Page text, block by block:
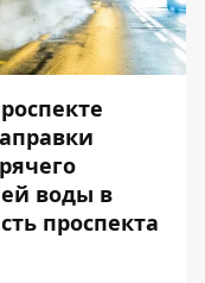
воды в
проспекта